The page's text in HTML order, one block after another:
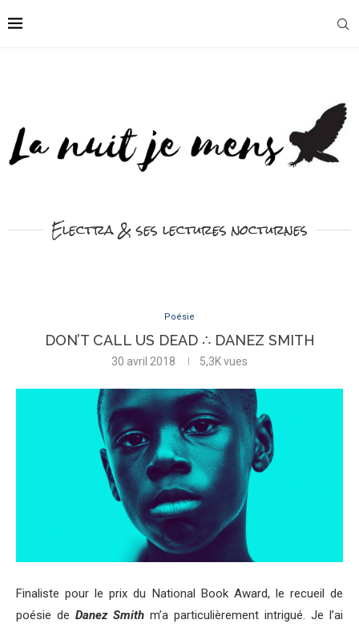
Electra & ses lectures nocturnes
Poésie
DON’T CALL US DEAD ∴ DANEZ SMITH
30 avril 2018 5,3Kvues
Finaliste pour le prix du National Book Award, le recueil de
poésie de Danez Smith m’a particulièrement intrigué. Je l’ai